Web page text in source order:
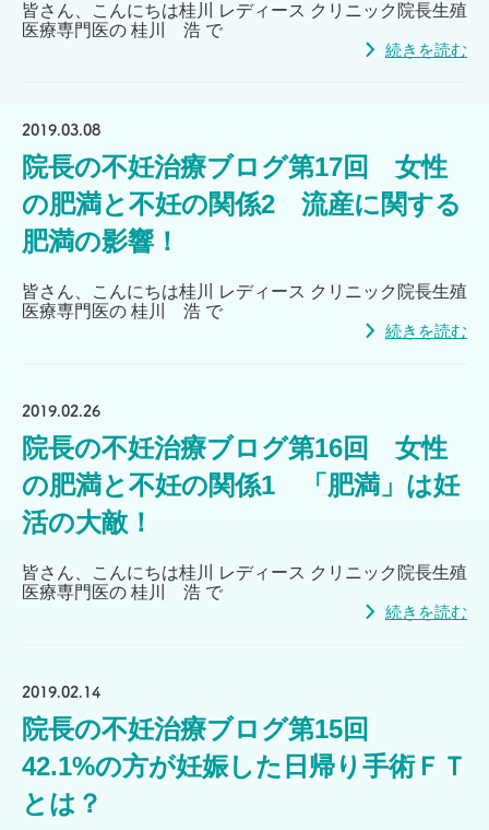
皆さん、こんにちは桂川 レディース クリニック院長生殖
医療専門医の 桂川 浩 で
続きを読む
2019.03.08
院長の不妊治療ブログ第17回 女性
の肥満と不妊の関係2 流産に関する
肥満の影響！
皆さん、こんにちは桂川 レディース クリニック院長生殖
医療専門医の 桂川 浩 で
続きを読む
2019.02.26
院長の不妊治療ブログ第16回 女性
の肥満と不妊の関係1 「肥満」は妊
活の大敵！
皆さん、こんにちは桂川 レディース クリニック院長生殖
医療専門医の 桂川 浩 で
続きを読む
2019.02.14
院長の不妊治療ブログ第15回
42.1%の方が妊娠した日帰り手術ＦＴ
とは？